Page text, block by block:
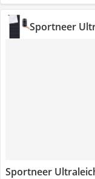
Sportneer
Sportneer